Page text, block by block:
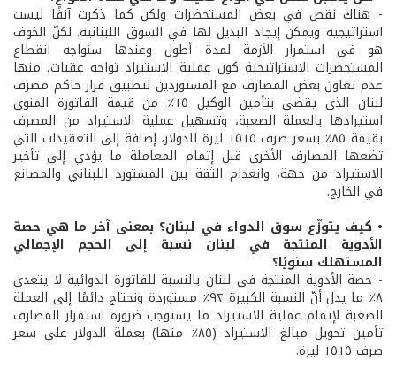
- هناك نقص في بعض المستحضرات ولكن كما ذكرت آنفًا ليست
استراتيجية ويمكن إيجاد البديل لها في السوق اللبنانية. لكنّ الخوف
هو في استمرار الأزمة لمدة أطول وعندها سنواجه انقطاع
المستحضرات الاستراتيجية كون عملية الاستيراد تواجه عقبات، منها
عدم تعاون بعض المصارف مع المستوردين لتطبيق قرار حاكم مصرف
لبنان الذي يقضي بتأمين الوكيل ١٥٪ من قيمة الفاتورة المنوي
استيرادها بالعملة الصعبة، وتسهيل عملية الاستيراد من المصرف
بقيمة ٨٥٪ بسعر صرف ١٥١٥ ليرة للدولار، إضافة إلى التعقيدات التي
تضعها المصارف الأخرى قبل إتمام المعاملة ما يؤدي إلى تأخير
الاستيراد من جهة، وانعدام الثقة بين المستورد اللبناني والمصانع
في الخارج.
• كيف يتوزّع سوق الدواء في لبنان؟ بمعنى آخر ما هي حصة
الأدوية المنتجة في لبنان نسبة إلى الحجم الإجمالي
المستهلك سنويًا؟
- حصة الأدوية المنتجة في لبنان بالنسبة للفاتورة الدوائية لا يتعدى
٨٪ ما يدل أنّ النسبة الكبيرة ٩٢٪ مستوردة ونحتاج دائمًا إلى العملة
الصعبة لإتمام عملية الاستيراد ما يستوجب ضرورة استمرار المصارف
تأمين تحويل مبالغ الاستيراد (٨٥٪ منها) بعملة الدولار على سعر
صرف ١٥١٥ ليرة.